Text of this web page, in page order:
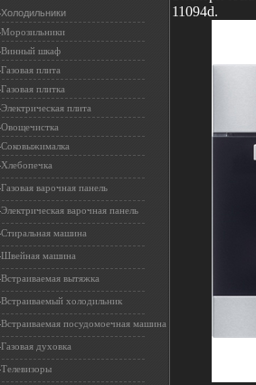
Холодильники
Морозильники
Винный шкаф
Газовая плита
Газовая плитка
Электрическая плита
Овощечистка
Соковыжималка
Хлебопечка
Газовая варочная панель
Электрическая варочная панель
Стиральная машина
Швейная машина
Встраиваемая вытяжка
Встраиваемый холодильник
Встраиваемая посудомоечная машина
Газовая духовка
Телевизоры
11094d.